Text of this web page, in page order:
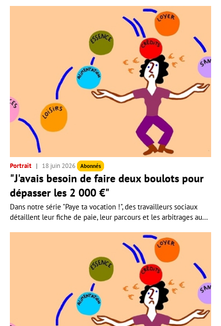
Portrait 18 juin 2026 Abonnés
"J'avais besoin de faire deux boulots pour
dépasser les 2 000 €"
Dans notre série "Paye ta vocation !", des travailleurs sociaux
détaillent leur fiche de paie, leur parcours et les arbitrages au...